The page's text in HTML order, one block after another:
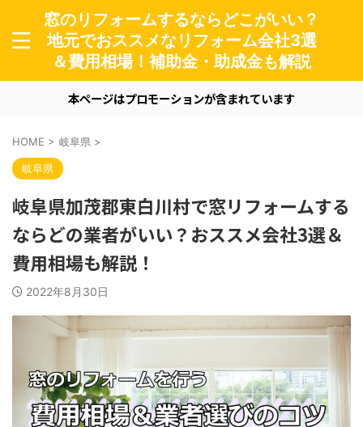
窓のリフォームするならどこがいい？
地元でおススメなリフォーム会社3選
＆費用相場！補助金・助成金も解説
本ページはプロモーションが含まれています
HOME > 岐阜県 >
岐阜県
岐阜県加茂郡東白川村で窓リフォームする
ならどの業者がいい？おススメ会社3選＆
費用相場も解説！
2022年8月30日